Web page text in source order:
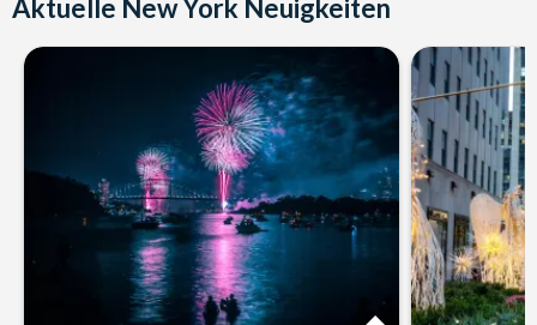
Aktuelle New York Neuigkeiten